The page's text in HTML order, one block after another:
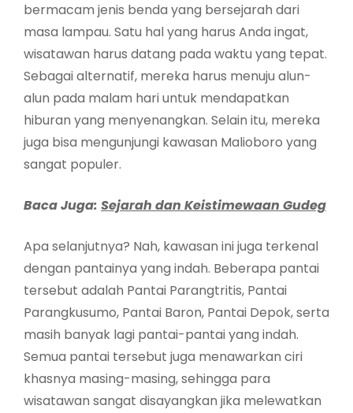
bermacam jenis benda yang bersejarah dari
masa lampau. Satu hal yang harus Anda ingat,
wisatawan harus datang pada waktu yang tepat.
Sebagai alternatif, mereka harus menuju alun-
alun pada malam hari untuk mendapatkan
hiburan yang menyenangkan. Selain itu, mereka
juga bisa mengunjungi kawasan Malioboro yang
sangat populer.
Baca Juga: Sejarah dan Keistimewaan Gudeg
Apa selanjutnya? Nah, kawasan ini juga terkenal
dengan pantainya yang indah. Beberapa pantai
tersebut adalah Pantai Parangtritis, Pantai
Parangkusumo, Pantai Baron, Pantai Depok, serta
masih banyak lagi pantai-pantai yang indah.
Semua pantai tersebut juga menawarkan ciri
khasnya masing-masing, sehingga para
wisatawan sangat disayangkan jika melewatkan